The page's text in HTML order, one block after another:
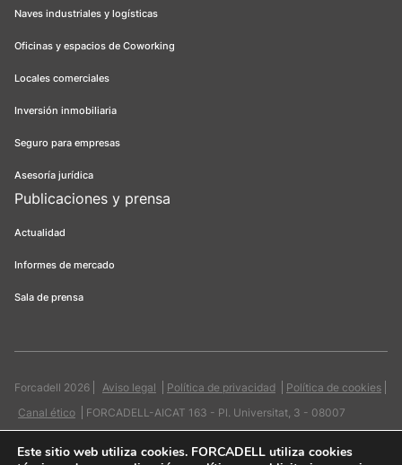
Naves industriales y logísticas
Oficinas y espacios de Coworking
Locales comerciales
Inversión inmobiliaria
Seguro para empresas
Asesoría jurídica
Publicaciones y prensa
Actualidad
Informes de mercado
Sala de prensa
Forcadell 2026 Aviso legal Política de privacidad
Política de cookies
Canal ético
FORCADELL-AICAT 163 - Pl. Universitat, 3 - 08007
Este sitio web utiliza cookies. FORCADELL utiliza cookies